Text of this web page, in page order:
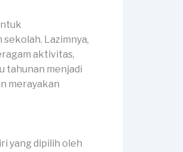
Lazimnya,
aktivitas,
tahunan menjadi
merayakan
yang dipilih oleh